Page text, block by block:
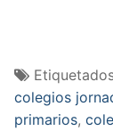
colegios
primarios,